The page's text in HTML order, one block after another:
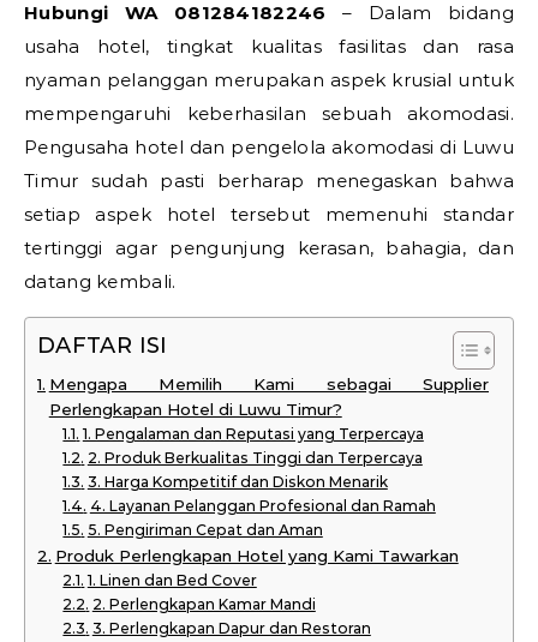
Hubungi WA 081284182246 – Dalam bidang
usaha hotel, tingkat kualitas fasilitas dan rasa
nyaman pelanggan merupakan aspek krusial untuk
mempengaruhi keberhasilan sebuah akomodasi.
Pengusaha hotel dan pengelola akomodasi di Luwu
Timur sudah pasti berharap menegaskan bahwa
setiap aspek hotel tersebut memenuhi standar
tertinggi agar pengunjung kerasan, bahagia, dan
datang kembali.
DAFTAR ISI
Mengapa Memilih Kami sebagai Supplier
Perlengkapan Hotel di Luwu Timur?
1. Pengalaman dan Reputasi yang Terpercaya
2. Produk Berkualitas Tinggi dan Terpercaya
3. Harga Kompetitif dan Diskon Menarik
4. Layanan Pelanggan Profesional dan Ramah
5. Pengiriman Cepat dan Aman
Produk Perlengkapan Hotel yang Kami Tawarkan
1. Linen dan Bed Cover
2. Perlengkapan Kamar Mandi
3. Perlengkapan Dapur dan Restoran